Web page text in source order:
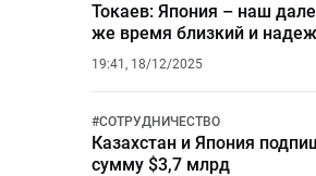
Токаев: Япония – наш
же время близкий и
19:41, 18/12/2025
#СОТРУДНИЧЕСТВО
Казахстан и Япония
сумму $3,7 млрд